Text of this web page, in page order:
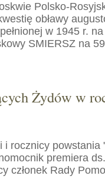
Polsko-
obławy
w 1945 r.
SMIERSZ na
Żydów w
i rocznicy powstania
premiera
członek Rady